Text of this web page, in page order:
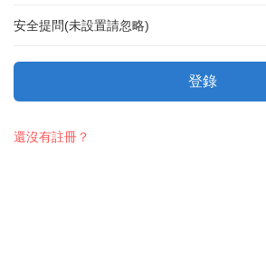
安全提問(未設置請忽略)
登錄
還沒有註冊？